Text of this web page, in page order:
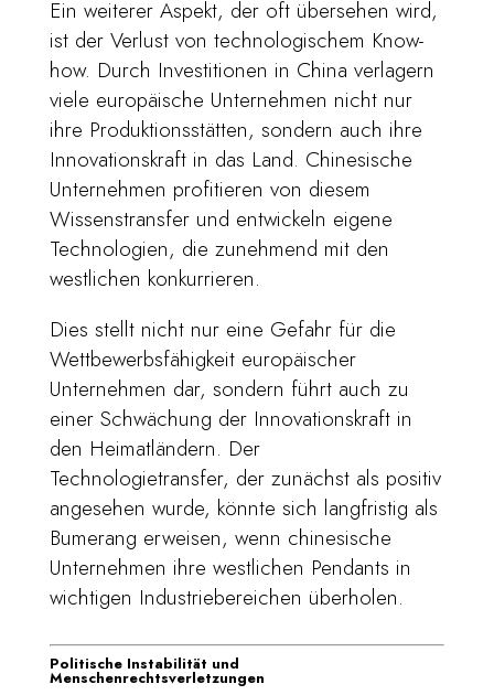
Ein weiterer Aspekt, der oft übersehen wird,
ist der Verlust von technologischem Know-
how. Durch Investitionen in China verlagern
viele europäische Unternehmen nicht nur
ihre Produktionsstätten, sondern auch ihre
Innovationskraft in das Land. Chinesische
Unternehmen profitieren von diesem
Wissenstransfer und entwickeln eigene
Technologien, die zunehmend mit den
westlichen konkurrieren.
Dies stellt nicht nur eine Gefahr für die
Wettbewerbsfähigkeit europäischer
Unternehmen dar, sondern führt auch zu
einer Schwächung der Innovationskraft in
den Heimatländern. Der
Technologietransfer, der zunächst als positiv
angesehen wurde, könnte sich langfristig als
Bumerang erweisen, wenn chinesische
Unternehmen ihre westlichen Pendants in
wichtigen Industriebereichen überholen.
Politische Instabilität und
Menschenrechtsverletzungen